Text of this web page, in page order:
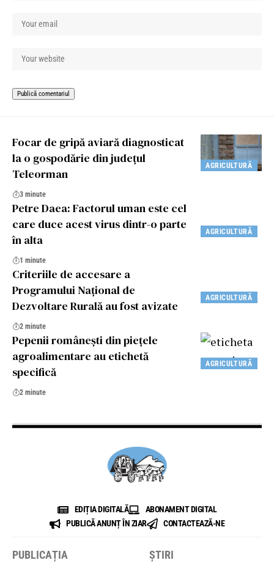
AGRICULTURĂ
Focar de gripă aviară diagnosticat
la o gospodărie din județul
Teleorman
3 minute
AGRICULTURĂ
Petre Daea: Factorul uman este cel
care duce acest virus dintr-o parte
în alta
1 minute
AGRICULTURĂ
Criteriile de accesare a
Programului Naţional de
Dezvoltare Rurală au fost avizate
2 minute
AGRICULTURĂ
Pepenii româneşti din pieţele
agroalimentare au etichetă
specifică
2 minute
EDIȚIA DIGITALĂ
ABONAMENT DIGITAL
PUBLICĂ ANUNȚ ÎN ZIAR
CONTACTEAZĂ-NE
PUBLICAȚIA ȘTIRI